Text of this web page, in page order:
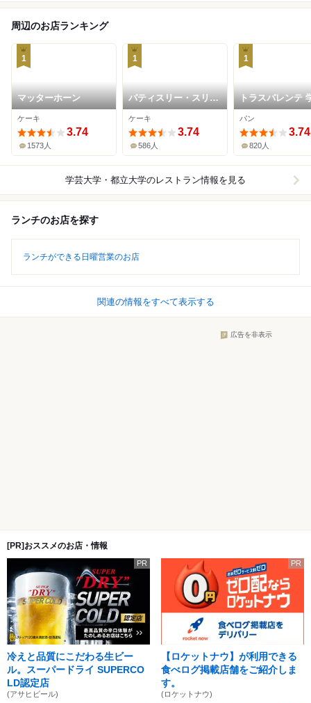
周辺のお店ランキング
1
マッターホーン
ケーキ
3.74
1573人
1
パティスリー・スリー
ル
ケーキ
3.74
586人
1
トラスパレンテ
大学店
パン
3.74
820人
学芸大学・都立大学のレストラン情報を見る
ランチのお店を探す
ランチができる日曜営業のお店
関連の情報をすべて表示する
広告を非表示
[PR]おススメのお店・情報
PR
冷えと品質にこだわる生ビー
ル。スーパードライ SUPERCO
LD認定店
(アサヒビール)
PR
【ロケットナウ】が利用できる
食べログ掲載店舗をご紹介しま
す。
(ロケットナウ)